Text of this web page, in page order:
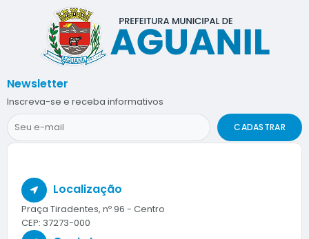
Localização
Praça Tiradentes, nº 96 - Centro
CEP: 37273-000
Newsletter
Inscreva-se e receba informativos
CADASTRAR